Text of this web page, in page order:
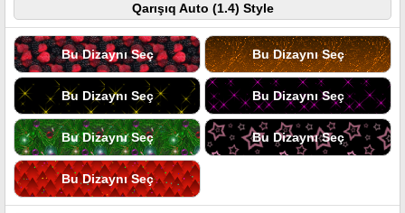
Qarışıq Auto (1.4) Style
Bu Dizaynı Seç Bu Dizaynı Seç
Bu Dizaynı Seç Bu Dizaynı Seç
Bu Dizaynı Seç Bu Dizaynı Seç
Bu Dizaynı Seç